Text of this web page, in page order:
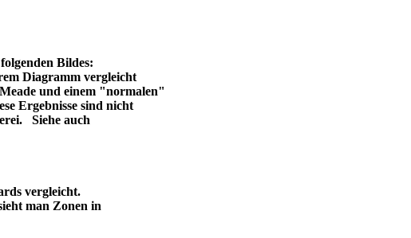
Bildes:
Diagramm vergleicht
und einem "normalen"
Ergebnisse sind nicht
Siehe auch
vergleicht.
man Zonen in